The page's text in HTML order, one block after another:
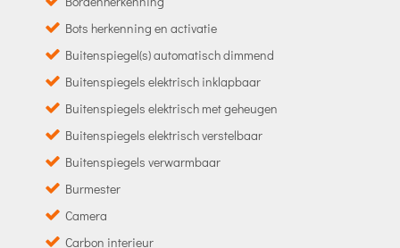
Bots herkenning en activatie
Buitenspiegel(s) automatisch dimmend
Buitenspiegels elektrisch inklapbaar
Buitenspiegels elektrisch met geheugen
Buitenspiegels elektrisch verstelbaar
Buitenspiegels verwarmbaar
Burmester
Camera
Carbon interieur